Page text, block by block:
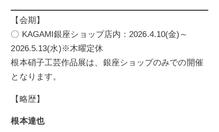
【会期】
〇 KAGAMI銀座ショップ店内：2026.4.10(金)～
2026.5.13(水)※木曜定休
根本硝子工芸作品展は、銀座ショップのみでの開催
となります。
【略歴】
根本達也